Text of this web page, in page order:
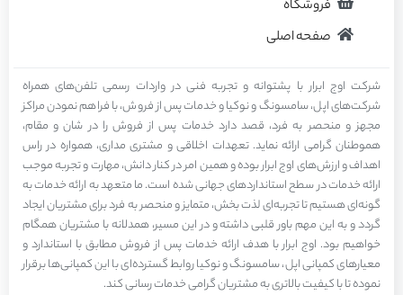
فروشگاه
صفحه اصلی
شرکت اوج ابرار با پشتوانه و تجربه فنی در واردات رسمی تلفن‌های همراه
شرکت‌های اپل، سامسونگ و نوکیا و خدمات پس از فروش، با فراهم نمودن مراکز
مجهز و منحصر به فرد، قصد دارد خدمات پس از فروش را در شان و مقام،
هموطنان گرامی ارائه نماید. تعهدات اخلاقی و مشتری مداری، همواره در راس
اهداف و ارزش‌های اوج ابرار بوده و همین امر در کنار دانش، مهارت و تجربه موجب
ارائه خدمات در سطح استاندارد‌های جهانی شده است. ما متعهد به ارائه خدمات به
گونه‌ای هستیم تا تجربه‌ای لذت بخش، متمایز و منحصر به فرد برای مشتریان ایجاد
گردد و به این مهم باور قلبی داشته و در این مسیر، همدلانه با مشتریان همگام
خواهیم بود. اوج ابرار با هدف ارائه خدمات پس از فروش مطابق با استاندارد و
معیارهای کمپانی اپل، سامسونگ و نوکیا روابط گسترده‌ای با این کمپانی‌ها برقرار
نموده تا با کیفیت بالاتری به مشتریان گرامی خدمات رسانی کند.